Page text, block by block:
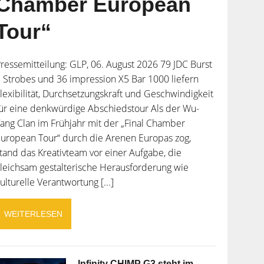
GLP, 06. August 2026 79 JDC Burst
Strobes und 36 impression X5 Bar 1000 liefern
Durchsetzungskraft und Geschwindigkeit
eine denkwürdige Abschiedstour Als der Wu-
Clan im Frühjahr mit der „Final Chamber
Tour“ durch die Arenen Europas zog,
das Kreativteam vor einer Aufgabe, die
gestalterische Herausforderung wie
Verantwortung [...]
WEITERLESEN